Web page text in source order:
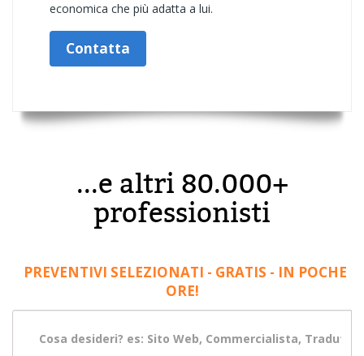
economica che più adatta a lui.
Contatta
...e altri 80.000+
professionisti
PREVENTIVI SELEZIONATI - GRATIS - IN POCHE
ORE!